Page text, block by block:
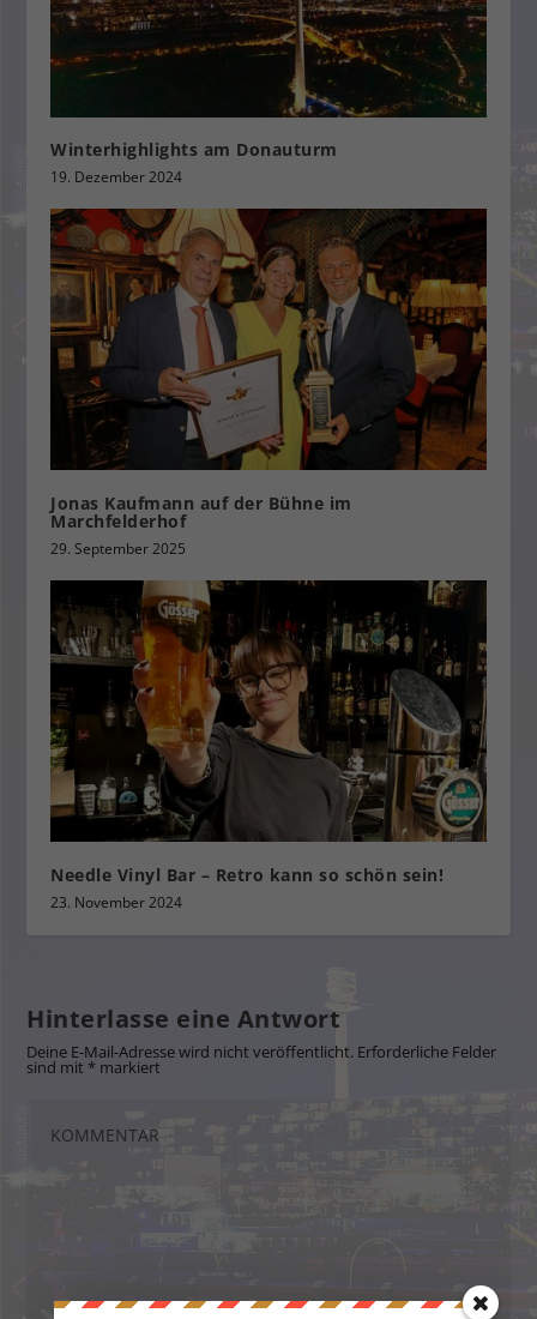
Winterhighlights am Donauturm
19. Dezember 2024
Jonas Kaufmann auf der Bühne im
Marchfelderhof
29. September 2025
Needle Vinyl Bar – Retro kann so schön sein!
23. November 2024
Hinterlasse eine Antwort
Deine E-Mail-Adresse wird nicht veröffentlicht. Erforderliche Felder
sind mit* markiert